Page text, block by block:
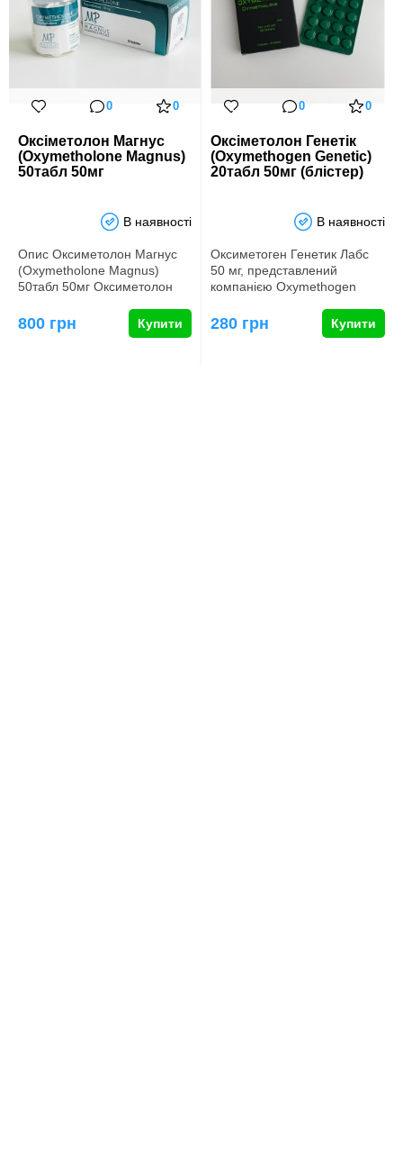
0 0
Оксіметолон Магнус
(Oxymetholone Magnus)
50табл 50мг
В наявності
Опис Оксиметолон Магнус
(Oxymetholone Magnus)
50табл 50мг Оксиметолон
собо…
800 грн Купити
0 0
Оксіметолон Генетік
(Oxymethogen Genetic)
20табл 50мг (блістер)
В наявності
Оксиметоген Генетик Лабс
50 мг, представлений
компанією Oxymethogen
280 грн Купити